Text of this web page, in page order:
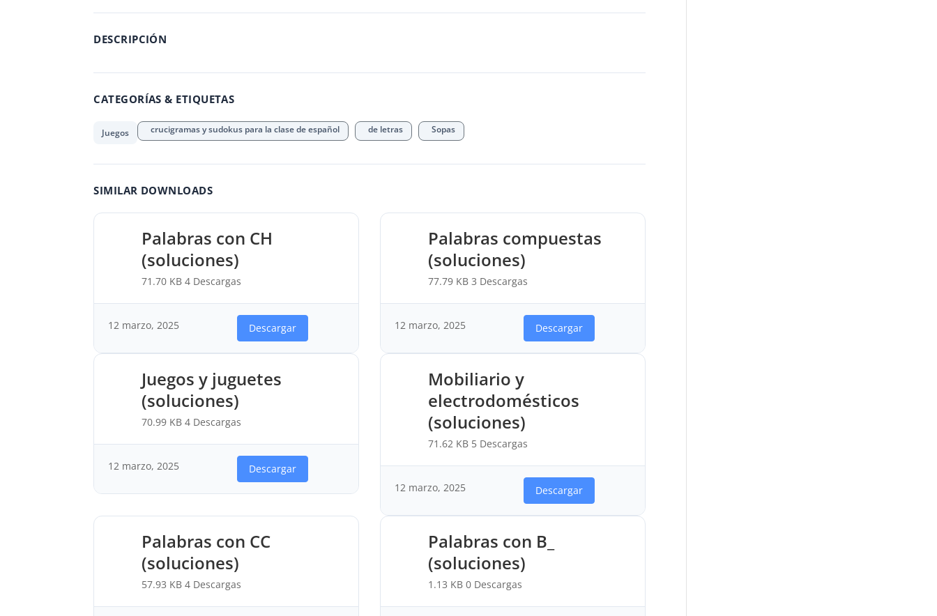
DESCRIPCIÓN
CATEGORÍAS & ETIQUETAS
Juegos crucigramas y sudokus para la clase de español de letras Sopas
SIMILAR DOWNLOADS
Palabras con CH
(soluciones)
71.70 KB4 Descargas
12 marzo, 2025 Descargar
Palabras compuestas
(soluciones)
77.79 KB3 Descargas
12 marzo, 2025 Descargar
Juegos y juguetes
(soluciones)
70.99 KB4 Descargas
12 marzo, 2025 Descargar
Mobiliario y
electrodomésticos
(soluciones)
71.62 KB 5 Descargas
12 marzo, 2025 Descargar
Palabras con CC
(soluciones)
57.93 KB4 Descargas
Palabras con B_
(soluciones)
1.13 KB0 Descargas